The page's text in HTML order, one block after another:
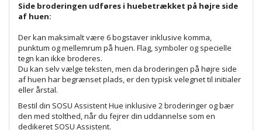
Side broderingen udføres i huebetrækket på højre side
af huen:
Der kan maksimalt være 6 bogstaver inklusive komma,
punktum og mellemrum på huen. Flag, symboler og specielle
tegn kan ikke broderes.
Du kan selv vælge teksten, men da broderingen på højre side
af huen har begrænset plads, er den typisk velegnet til initialer
eller årstal.
Bestil din SOSU Assistent Hue inklusive 2 broderinger og bær
den med stolthed, når du fejrer din uddannelse som en
dedikeret SOSU Assistent.